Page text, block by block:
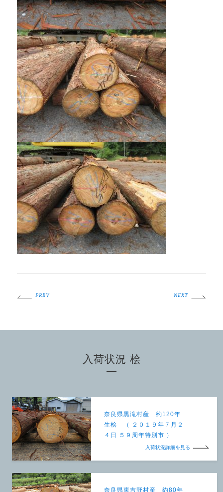
PREV NEXT
入荷状況 桧
奈良県黒滝村産 約120年
生桧 （ ２０１９年７月２
４日 ５９周年特別市 ）
入荷状況詳細を見る
奈良県東吉野村産 約80年